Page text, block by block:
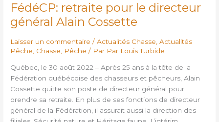
FédéCP: retraite pour le directeur
général Alain Cossette
Laisser un commentaire /Actualités Chasse ,Actualités
Pêche Chasse Pêche / Par Par Louis Turbide
Québec, le 30 août 2022 – Après 25 ans à la tête de la
Fédération québécoise des chasseurs et pêcheurs, Alain
Cossette quitte son poste de directeur général pour
prendre sa retraite. En plus de ses fonctions de directeur
général de la Fédération, il assurait aussi la direction des
pour
directeur
général
Alain